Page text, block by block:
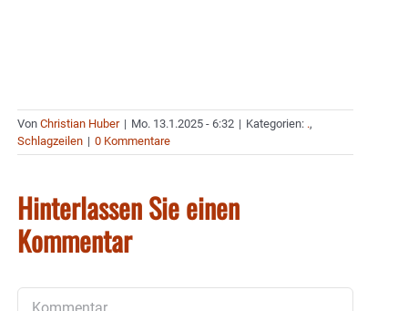
Von Christian Huber | Mo. 13.1.2025 - 6:32 | Kategorien: .,
Schlagzeilen | 0 Kommentare
Hinterlassen Sie einen
Kommentar